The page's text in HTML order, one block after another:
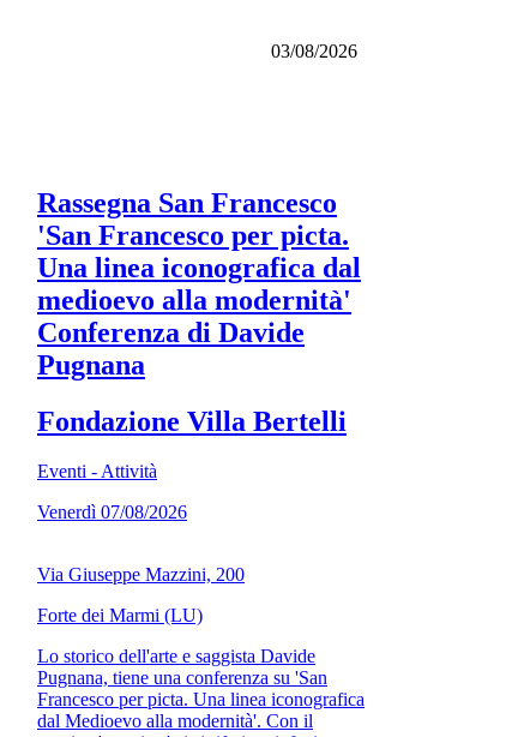
03/08/2026
Rassegna San Francesco
'San Francesco per picta.
Una linea iconografica dal
medioevo alla modernità'
Conferenza di Davide
Pugnana
Fondazione Villa Bertelli
Eventi - Attività
Venerdì 07/08/2026
Via Giuseppe Mazzini, 200
Forte dei Marmi (LU)
Lo storico dell'arte e saggista Davide
Pugnana, tiene una conferenza su 'San
Francesco per picta. Una linea iconografica
dal Medioevo alla modernità'. Con il